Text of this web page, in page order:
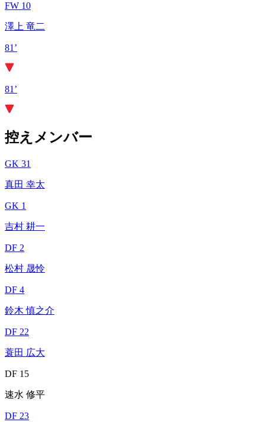
FW 10
澤上 竜二
81’
81’
控えメンバー
GK 31
真田 幸太
GK 1
吉村 耕一
DF 2
松村 晟怜
DF 4
鈴木 慎之介
DF 22
蓑田 広大
DF 15
速水 修平
DF 23